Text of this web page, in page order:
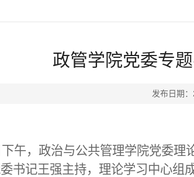
政管学院党委专
发布日期
午，政治与公共管理学院党委理
书记王强主持，理论学习中心组